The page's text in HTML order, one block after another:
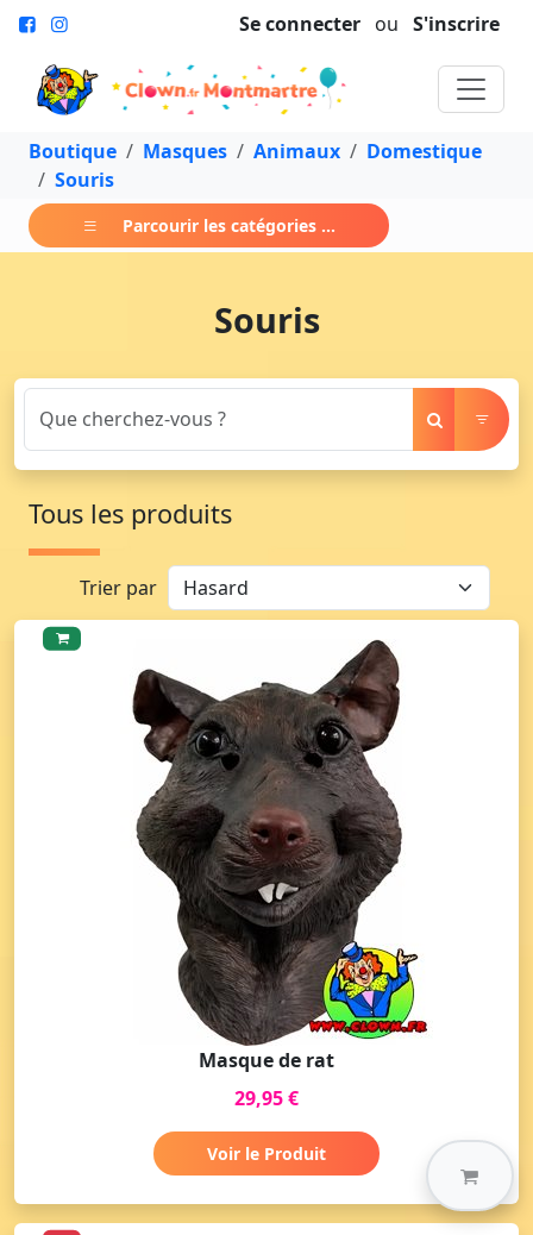
Se connecter ou S'inscrire
Boutique Masques Animaux
Domestique
Souris
Parcourir les catégories ...
Souris
Tous les produits
Trier par
Masque de rat
29,95 €
Voir le Produit